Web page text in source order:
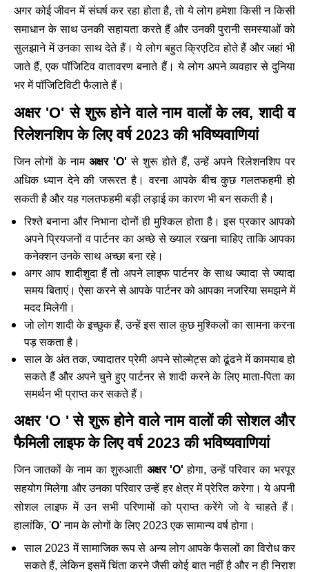
अगर कोई जीवन में संघर्ष कर रहा होता है, तो ये लोग हमेशा किसी न किसी
समाधान के साथ उनकी सहायता करते हैं और उनकी पुरानी समस्याओं को
सुलझाने में उनका साथ देते हैं। ये लोग बहुत क्रिएटिव होते हैं और जहां भी
जाते हैं, एक पॉजिटिव वातावरण बनाते हैं। ये लोग अपने व्यवहार से दुनिया
भर में पॉजिटिविटी फैलाते हैं।
अक्षर 'O' से शुरू होने वाले नाम वालों के लव, शादी व
रिलेशनशिप के लिए वर्ष 2023 की भविष्यवाणियां
जिन लोगों के नामअक्षर 'O' से शुरू होते हैं, उन्हें अपने रिलेशनशिप पर
अधिक ध्यान देने की जरूरत है। वरना आपके बीच कुछ गलतफहमी हो
सकती है और यह गलतफहमी बड़ी लड़ाई का कारण भी बन सकती है।
रिश्ते बनाना और निभाना दोनों ही मुश्किल होता है। इस प्रकार आपको
अपने प्रियजनों व पार्टनर का अच्छे से ख्याल रखना चाहिए ताकि आपका
कनेक्शन उनके साथ अच्छा बना रहे।
अगर आप शादीशुदा हैं तो अपने लाइफ पार्टनर के साथ ज्यादा से ज्यादा
समय बिताएं। ऐसा करने से आपके पार्टनर को आपका नजरिया समझने में
मदद मिलेगी।
जो लोग शादी के इच्छुक हैं, उन्हें इस साल कुछ मुश्किलों का सामना करना
पड़ सकता है।
साल के अंत तक, ज्यादातर प्रेमी अपने सोल्मेट्स को ढूंढने में कामयाब हो
सकते हैं और अपने चुने हुए पार्टनर से शादी करने के लिए माता-पिता का
समर्थन भी प्राप्त कर सकते हैं।
अक्षर 'O ' से शुरू होने वाले नाम वालों की सोशल और
फैमिली लाइफ के लिए वर्ष 2023 की भविष्यवाणियां
जिन जातकों के नाम का शुरुआती अक्षर 'O' होगा, उन्हें परिवार का भरपूर
सहयोग मिलेगा और उनका परिवार उन्हें हर क्षेत्र में प्रेरित करेगा। ये अपनी
सोशल लाइफ में उन सभी परिणामों को प्राप्त करेंगे जो वे चाहते हैं।
हालांकि, 'O' नाम के लोगों के लिए 2023 एक सामान्य वर्ष होगा।
साल 2023 में सामाजिक रूप से अन्य लोग आपके फैसलों का विरोध कर
सकते हैं, लेकिन इसमें चिंता करने जैसी कोई बात नहीं है और न ही निराश